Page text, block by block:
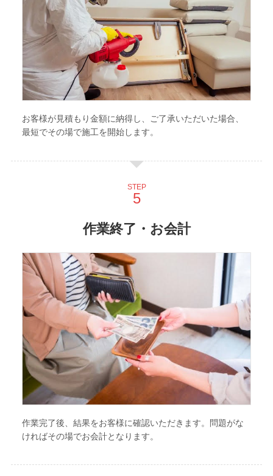
お客様が見積もり金額に納得し、ご了承いただいた場合、
最短でその場で施工を開始します。
STEP
作業終了・お会計
作業完了後、結果をお客様に確認いただきます。問題がな
ければその場でお会計となります。